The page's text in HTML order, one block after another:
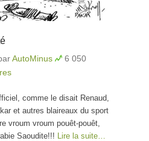
AutoMinus
6 050
comme le disait Renaud,
et autres blaireaux du sport
vroum vroum pouêt-pouêt,
Saoudite!!!
Lire la suite…